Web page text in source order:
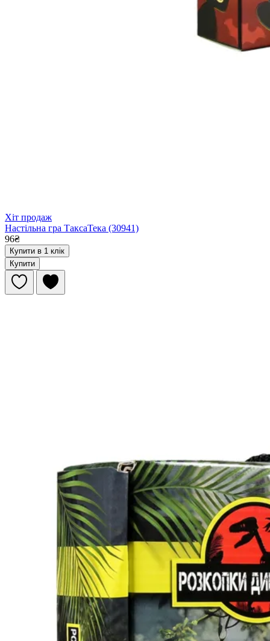
Хіт продаж
Настільна гра ТаксаТека (30941)
96₴
Купити в 1 клік
Купити